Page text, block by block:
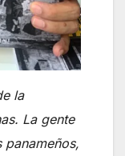
la
La gente
panameños,